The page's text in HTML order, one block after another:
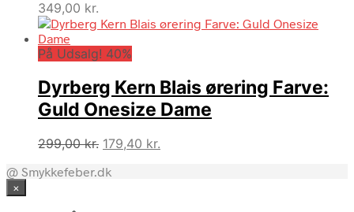
349,00 kr.
På Udsalg! 40%
Dyrberg Kern Blais ørering Farve:
Guld Onesize Dame
299,00kr. Den
pris
179,40 kr.
@ Smykkefeber.dk
×